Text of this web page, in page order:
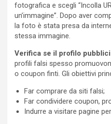
fotografica e scegli “Incolla
un’immagine”. Dopo aver
la foto è stata presa da
stessa immagine.
Verifica se il profilo
profili falsi spesso
o coupon finti. Gli obiettivi
Far comprare da siti falsi;
Far condividere coupon,
Indurre a visitare pagine